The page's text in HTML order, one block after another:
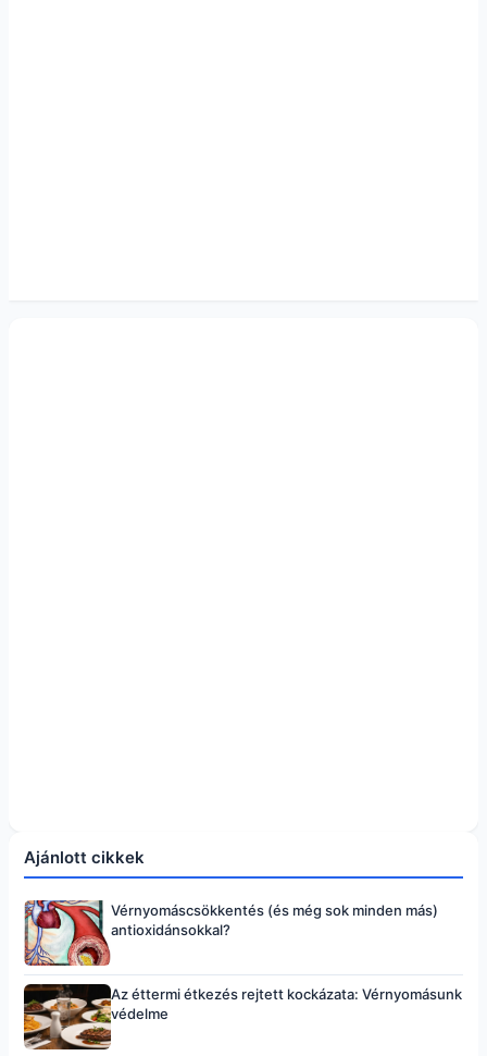
Ajánlott cikkek
Vérnyomáscsökkentés (és még sok minden más)
antioxidánsokkal?
Az éttermi étkezés rejtett kockázata: Vérnyomásunk
védelme